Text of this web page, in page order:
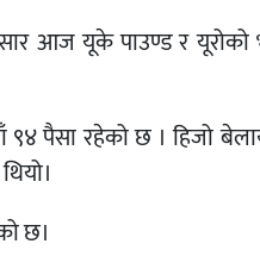
आज यूके पाउण्ड र यूरोको
पैसा रहेको छ । हिजो
छ।